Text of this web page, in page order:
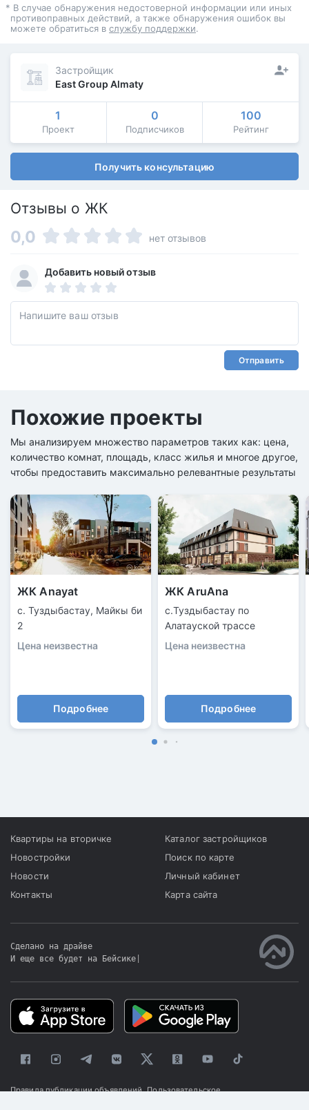
* В случае обнаружения недостоверной информации или иных
противоправных действий, а также обнаружения ошибок вы
можете обратиться в службу поддержки.
Застройщик
East Group Almaty
1
Проект
0
Подписчиков
100
Рейтинг
Получить консультацию
Отзывы о ЖК
0,0 нет отзывов
Добавить новый отзыв
Отправить
Похожие проекты
Мы анализируем множество параметров таких как: цена,
количество комнат, площадь, класс жилья и многое другое,
чтобы предоставить максимально релевантные результаты
ЖК Anayat
с. Туздыбастау, Майкы би
2
Цена неизвестна
Подробнее
ЖК AruAna
с.Туздыбастау по
Алатауской трассе
Цена неизвестна
Подробнее
Квартиры на вторичке
Новостройки
Новости
Контакты
Каталог застройщиков
Поиск по карте
Личный кабинет
Карта сайта
Сделано на драйве
И еще все будет на Бейсике
Правила публикации объявлений Пользовательское